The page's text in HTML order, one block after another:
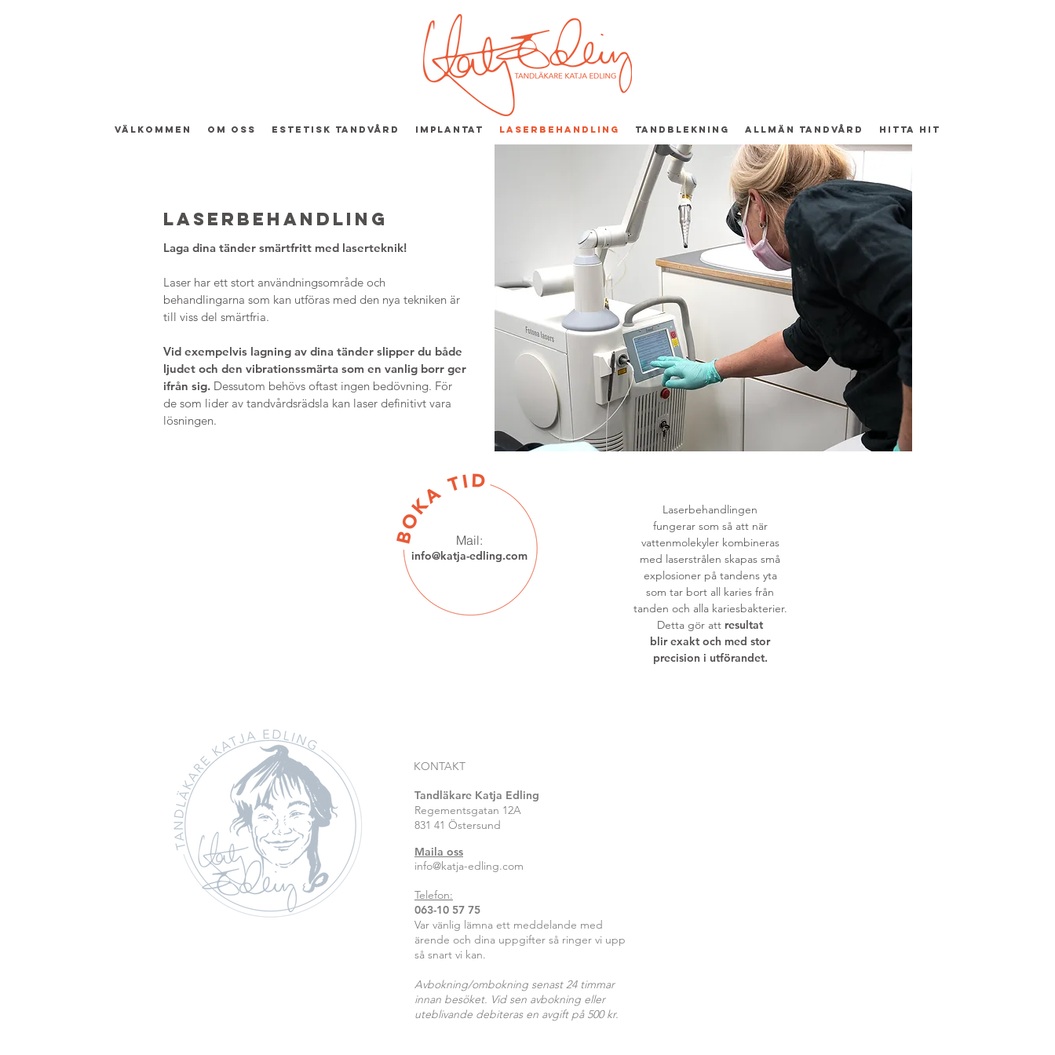
Välkommen Om oss Estetisk tandvård Implantat Laserbehandling Tandblekning Allmän tandvård Hitta hit
laserbehandling
Laga dina tänder smärtfritt med laserteknik!
Laser har ett stort användningsområde och
behandlingarna som kan utföras med den nya tekniken är
till viss del smärtfria.
Vid exempelvis lagning av dina tänder slipper du både
ljudet och den vibrationssmärta som en vanlig borr ger
ifrån sig. Dessutom behövs oftast ingen bedövning. För
de som lider av tandvårdsrädsla kan laser definitivt vara
lösningen.
Mail:
info@katja-edling.com
Laserbehandlingen
fungerar som så att när
vattenmolekyler kombineras
med laserstrålen skapas små
explosioner på tandens yta
som tar bort all karies från
tanden och alla kariesbakterier.
Detta gör att resultat
blir exakt och med stor
precision i utförandet.
KONTAKT
Tandläkare Katja Edling
Regementsgatan 12A
831 41 Östersund
Maila oss
info@katja-edling.com
Telefon:
063-10 57 75
Var vänlig lämna ett meddelande med
ärende och dina uppgifter så ringer vi upp
så snart vi kan.
Avbokning/ombokning senast 24 timmar
innan besöket. Vid sen avbokning eller
uteblivande debiteras en avgift på 500 kr.